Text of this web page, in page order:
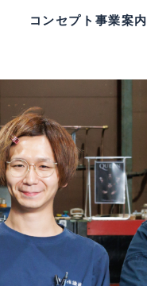
コンセプト 事業案内